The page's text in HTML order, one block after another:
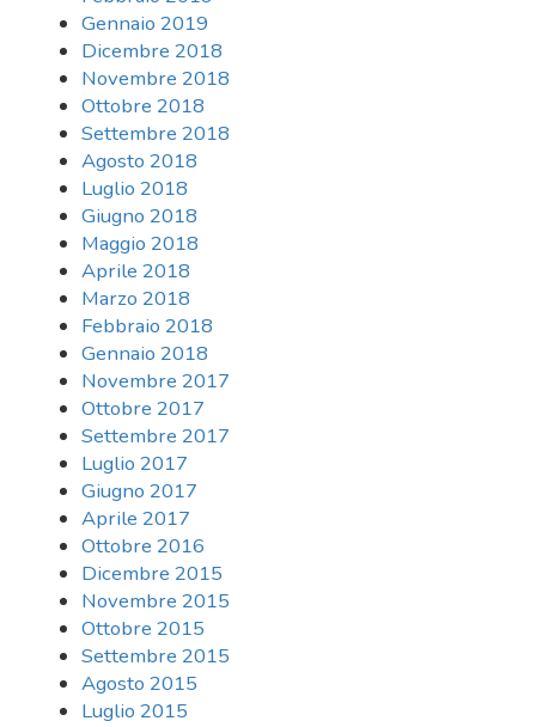
Gennaio 2019
Dicembre 2018
Novembre 2018
Ottobre 2018
Settembre 2018
Agosto 2018
Luglio 2018
Giugno 2018
Maggio 2018
Aprile 2018
Marzo 2018
Febbraio 2018
Gennaio 2018
Novembre 2017
Ottobre 2017
Settembre 2017
Luglio 2017
Giugno 2017
Aprile 2017
Ottobre 2016
Dicembre 2015
Novembre 2015
Ottobre 2015
Settembre 2015
Agosto 2015
Luglio 2015